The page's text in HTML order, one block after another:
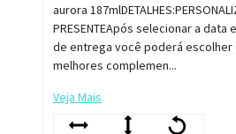
aurora
PRESENTEApós selecionar a data
de entrega você poderá escolher
melhores complemen...
Veja Mais